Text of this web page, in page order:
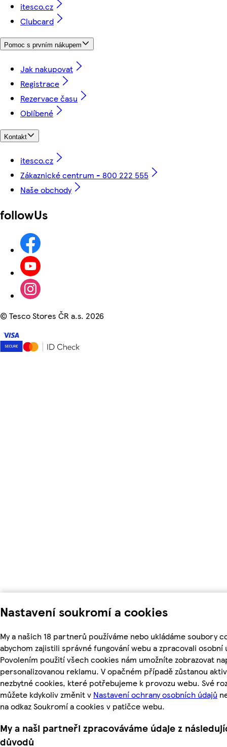
Nastavení soukromí a cookies
My a našich 18 partnerů používáme nebo ukládáme soubory
abychom zajistili správné fungování webu a zpracovali osobní
Povolením použití všech cookies nám umožníte zobrazovat
personalizovanou reklamu. V opačném případě zůstanou
nezbytné cookies, které potřebujeme k provozu webu. Své
můžete kdykoliv změnit v Nastavení ochrany osobních údajů
na odkaz Soukromí a cookies v patičce webu.
My a naši partneři zpracováváme údaje z
důvodů
itesco.cz
Clubcard
Pomoc s prvním nákupem
Jak nakupovat
Registrace
Rezervace času
Oblíbené
Kontakt
itesco.cz
Zákaznické centrum - 800 222 555
Naše obchody
followUs
©Tesco Stores ČR a.s. 2026